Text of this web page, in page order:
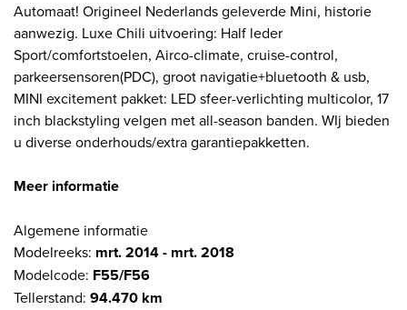
Automaat! Origineel Nederlands geleverde Mini, historie
aanwezig. Luxe Chili uitvoering: Half leder
Sport/comfortstoelen, Airco-climate, cruise-control,
parkeersensoren(PDC), groot navigatie+bluetooth & usb,
MINI excitement pakket: LED sfeer-verlichting multicolor, 17
inch blackstyling velgen met all-season banden. WIj bieden
u diverse onderhouds/extra garantiepakketten.
Meer informatie
Algemene informatie
Modelreeks: mrt. 2014 - mrt. 2018
Modelcode: F55/F56
Tellerstand: 94.470 km